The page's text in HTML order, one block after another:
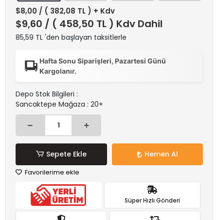
$8,00 / ( 382,08 TL ) + Kdv
$9,60 / ( 458,50 TL ) Kdv Dahil
85,59 TL 'den başlayan taksitlerle
Hafta Sonu Siparişleri, Pazartesi Günü
Kargolanır.
Depo Stok Bilgileri :
Sancaktepe Mağaza : 20+
Sepete Ekle Hemen Al
Favorilerime ekle
Süper Hızlı Gönderi